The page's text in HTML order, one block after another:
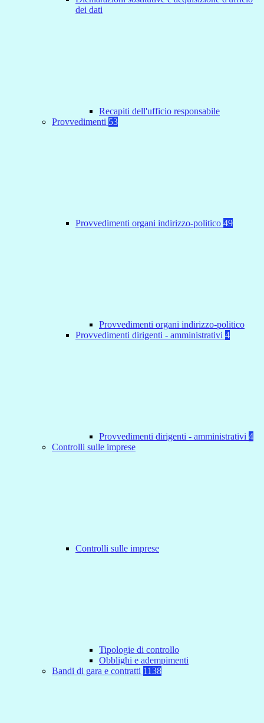
dei dati
Recapiti dell'ufficio responsabile
Provvedimenti 53
Provvedimenti organi indirizzo-politico 49
Provvedimenti organi indirizzo-politico
Provvedimenti dirigenti - amministrativi 4
Provvedimenti dirigenti - amministrativi 4
Controlli sulle imprese
Controlli sulle imprese
Tipologie di controllo
Obblighi e adempimenti
Bandi di gara e contratti 1138